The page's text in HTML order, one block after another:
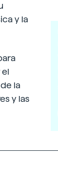
y la
la
y las